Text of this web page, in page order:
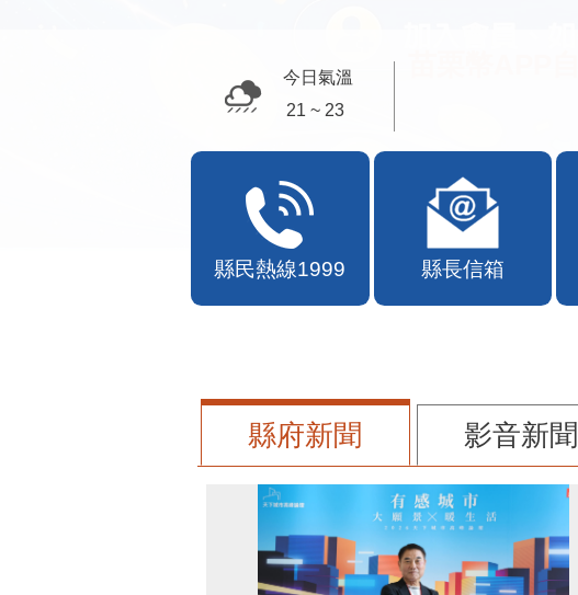
今日氣溫
21 ~ 23
縣民熱線1999 縣長信箱
縣府新聞 影音新聞